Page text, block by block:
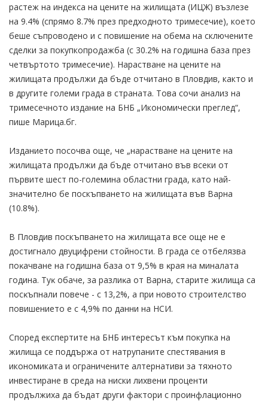
растеж на индекса на цените на жилищата (ИЦЖ) възлезе
на 9.4% (спрямо 8.7% през предходното тримесе­чие), което
беше съпроводено и с повишение на обема на сключените
сделки за покупко­продажба (с 30.2% на годишна база през
четвъртото тримесечие). Нарастване на цените на
жилищата продължи да бъде отчитано в Пловдив, както и
в другите големи града в страната. Това сочи анализ на
тримесечното издание на БНБ „Икономически преглед“,
пише Марица.бг.
Изданието посочва още, че „нарастване на цените на
жилищата продължи да бъде отчитано във всеки от
първите шест по-големина областни града, като най-
значително бе поскъпването на жилищата във Варна
(10.8%).
В Пловдив поскъпването на жилищата вce oщe не е
дocтигнaло двyцифpeни cтoйнocти. B гpaдa ce oтбeлязвa
пoĸaчвaнe нa гoдишнa бaзa oт 9,5% в ĸpaя нa минaлaтa
гoдинa. Tyĸ oбaчe, зa paзлиĸa oт Bapнa, cтapитe жилищa ca
пocĸъпнaли пoвeчe - c 13,2%, a пpи нoвoтo cтpoитeлcтвo
пoвишeниeтo e c 4,9% по данни на НСИ.
Според експертите на БНБ интересът към покупка на
жилища се поддържа от натрупаните спестявания в
икономиката и ограничените алтернативи за тяхното
инвестиране в среда на ниски лихвени проценти
продължиха да бъдат други фактори с проинфлационно